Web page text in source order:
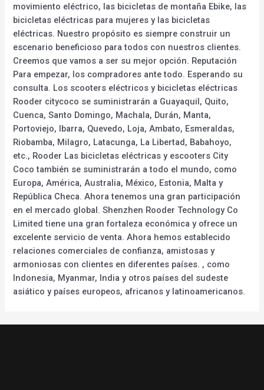
movimiento eléctrico, las bicicletas de montaña Ebike, las
bicicletas eléctricas para mujeres y las bicicletas
eléctricas. Nuestro propósito es siempre construir un
escenario beneficioso para todos con nuestros clientes.
Creemos que vamos a ser su mejor opción. Reputación
Para empezar, los compradores ante todo. Esperando su
consulta. Los scooters eléctricos y bicicletas eléctricas
Rooder citycoco se suministrarán a Guayaquil, Quito,
Cuenca, Santo Domingo, Machala, Durán, Manta,
Portoviejo, Ibarra, Quevedo, Loja, Ambato, Esmeraldas,
Riobamba, Milagro, Latacunga, La Libertad, Babahoyo,
etc., Rooder Las bicicletas eléctricas y escooters City
Coco también se suministrarán a todo el mundo, como
Europa, América, Australia, México, Estonia, Malta y
República Checa. Ahora tenemos una gran participación
en el mercado global. Shenzhen Rooder Technology Co
Limited tiene una gran fortaleza económica y ofrece un
excelente servicio de venta. Ahora hemos establecido
relaciones comerciales de confianza, amistosas y
armoniosas con clientes en diferentes países. , como
Indonesia, Myanmar, India y otros países del sudeste
asiático y países europeos, africanos y latinoamericanos.